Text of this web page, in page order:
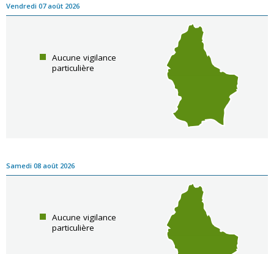
Vendredi 07 août 2026
Aucune vigilance
particulière
Samedi 08 août 2026
Aucune vigilance
particulière